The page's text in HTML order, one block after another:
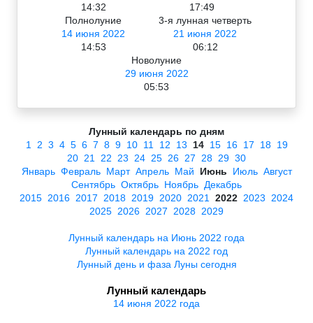
14:32
17:49
Полнолуние
14 июня 2022
14:53
3-я лунная четверть
21 июня 2022
06:12
Новолуние
29 июня 2022
05:53
Лунный календарь по дням
1
2 3 4 5 6 7 8 9 10 11 12 13 14 15 16 17 18 19
20 21 22 23 24 25 26 27 28 29 30
Январь Февраль Март Апрель Май Июнь Июль Август
Сентябрь Октябрь Ноябрь Декабрь
2015 2016 2017 2018 2019 2020 2021 2022 2023
2024
2025 2026 2027 2028 2029
Лунный календарь на Июнь 2022 года
Лунный календарь на 2022 год
Лунный день и фаза Луны сегодня
Лунный календарь
14 июня 2022 года